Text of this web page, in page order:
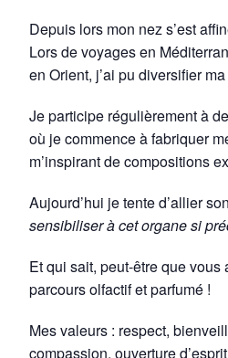
Depuis lors mon nez s’est
Lors de voyages en
en Orient, j’ai pu diversifier
Je participe régulièrement à
où je commence à fabriquer
m’inspirant de compositions
Aujourd’hui je tente d’allier
sensibiliser à cet organe si
Et qui sait, peut-être que
parcours olfactif et parfumé !
Mes valeurs : respect,
compassion, ouverture